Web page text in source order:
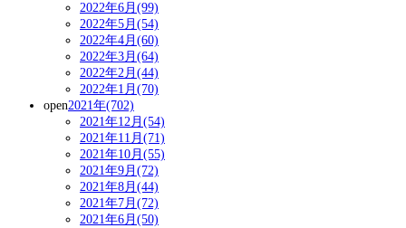
2022年6月(99)
2022年5月(54)
2022年4月(60)
2022年3月(64)
2022年2月(44)
2022年1月(70)
open2021年(702)
2021年12月(54)
2021年11月(71)
2021年10月(55)
2021年9月(72)
2021年8月(44)
2021年7月(72)
2021年6月(50)